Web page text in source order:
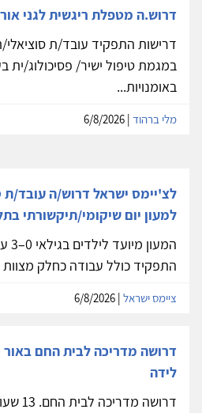
דרוש.ה מטפלת ריגשית לגני
דרישות התפקיד עובד/ת
במגמת טיפול ישיר/ פסיכולוג/
באומנויות...
מלי ברהוד
לצ'יימס ישראל דרוש/ה עובד/ת
למעון יום שיקומי/תיקשורתי בתל
התפקיד כולל עבודה כחלק מצוות
ציימס ישראל
דרושה מדריכה לבית החם
לידה